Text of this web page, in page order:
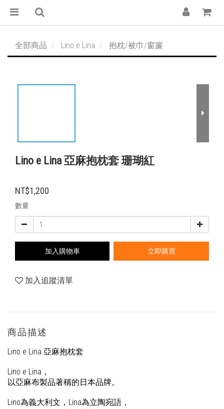
全部商品 Lino e Lina 抱枕/被巾/窗簾
Lino e Lina 亞麻抱枕套 珊瑚紅
NT$1,200
數量
加入購物車 立即購買
加入追蹤清單
商品描述
Lino e Lina 亞麻抱枕套
Lino e Lina ，
以亞麻布製品著稱的日本品牌。
Lino為義大利文， Lina為立陶宛語，